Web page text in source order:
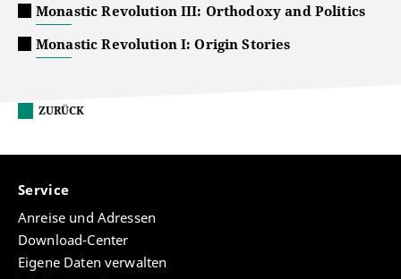
Monastic Revolution III: Orthodoxy and Politics
Monastic Revolution I: Origin Stories
ZURÜCK
Service
Anreise und Adressen
Download-Center
Eigene Daten verwalten